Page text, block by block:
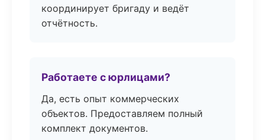
координирует бригаду и ведёт
отчётность.
Работаете с юрлицами?
Да, есть опыт коммерческих
объектов. Предоставляем полный
комплект документов.